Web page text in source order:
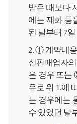
받은 때보다
에는 재화 등
된 날부터 7일
2. ① 계약내
신판매업자
은 경우 또는
유로 위 1.에
는 경우에는
수 있었던 날